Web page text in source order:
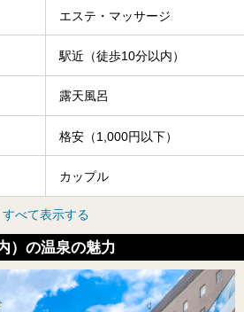
エステ・マッサージ
駅近（徒歩10分以内）
露天風呂
格安（1,000円以下）
カップル
すべて表示する
）の温泉の魅力